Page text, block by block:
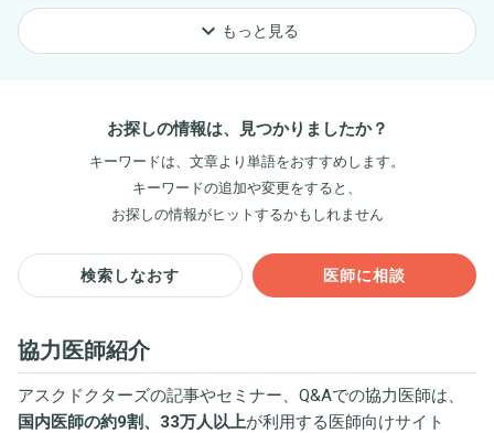
keyboard_arrow_down もっと見る
お探しの情報は、見つかりましたか？
キーワードは、文章より単語をおすすめします。
キーワードの追加や変更をすると、
お探しの情報がヒットするかもしれません
検索しなおす 医師に相談
協力医師紹介
アスクドクターズの記事やセミナー、Q&Aでの協力医師は、
国内医師の約9割、33万人以上が利用する医師向けサイト